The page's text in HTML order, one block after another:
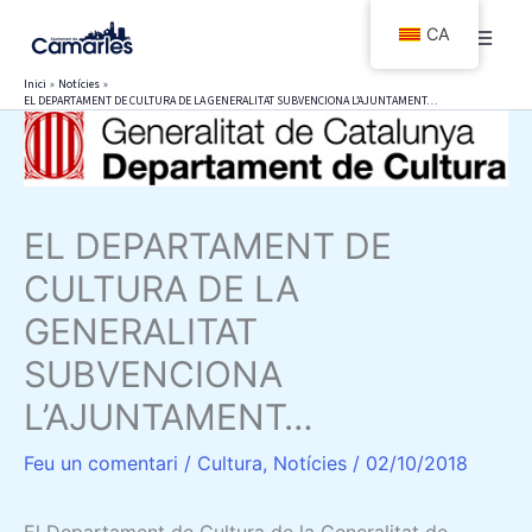
contingut
Inici
Notícies
EL DEPARTAMENT DE CULTURA DE LA GENERALITAT SUBVENCIONA L’AJUNTAMENT…
EL DEPARTAMENT DE
CULTURA DE LA
GENERALITAT
SUBVENCIONA
L’AJUNTAMENT…
Feu un comentari / Cultura, Notícies / 02/10/2018
CA